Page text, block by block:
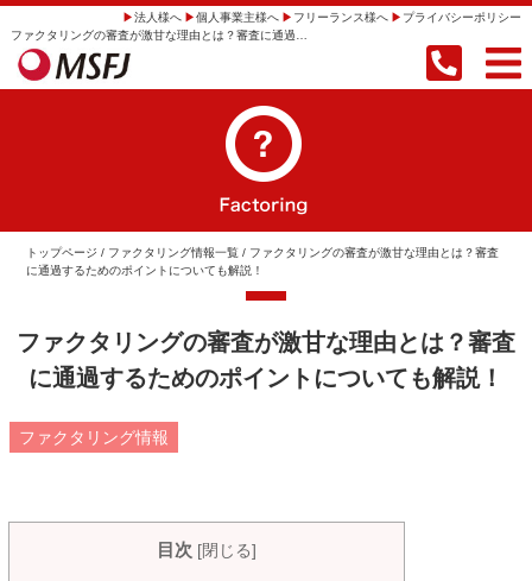
法人様へ 個人事業主様へ フリーランス様へ プライバシーポリシー
トップページ / ファクタリング情報一覧 / ファクタリングの審査が激甘な理由とは？審査
に通過するためのポイントについても解説！
ファクタリングの審査が激甘な理由とは？審査
に通過するためのポイントについても解説！
ファクタリング情報
目次 [閉じる]